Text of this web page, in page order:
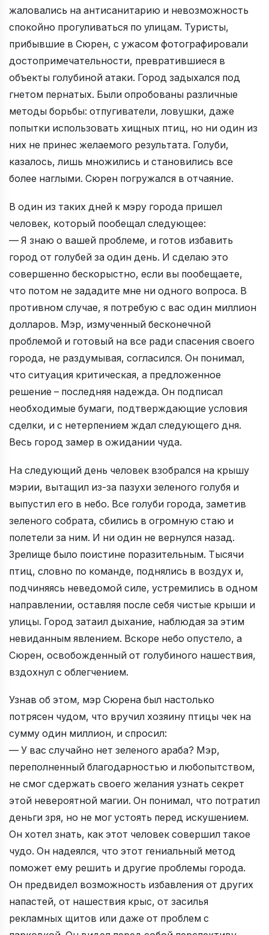
жаловались на антисанитарию и невозможность
спокойно прогуливаться по улицам. Туристы,
прибывшие в Сюрен, с ужасом фотографировали
достопримечательности, превратившиеся в
объекты голубиной атаки. Город задыхался под
гнетом пернатых. Были опробованы различные
методы борьбы: отпугиватели, ловушки, даже
попытки использовать хищных птиц, но ни один из
них не принес желаемого результата. Голуби,
казалось, лишь множились и становились все
более наглыми. Сюрен погружался в отчаяние.
В один из таких дней к мэру города пришел
человек, который пообещал следующее:
— Я знаю о вашей проблеме, и готов избавить
город от голубей за один день. И сделаю это
совершенно бескорыстно, если вы пообещаете,
что потом не зададите мне ни одного вопроса. В
противном случае, я потребую с вас один миллион
долларов. Мэр, измученный бесконечной
проблемой и готовый на все ради спасения своего
города, не раздумывая, согласился. Он понимал,
что ситуация критическая, а предложенное
решение – последняя надежда. Он подписал
необходимые бумаги, подтверждающие условия
сделки, и с нетерпением ждал следующего дня.
Весь город замер в ожидании чуда.
На следующий день человек взобрался на крышу
мэрии, вытащил из-за пазухи зеленого голубя и
выпустил его в небо. Все голуби города, заметив
зеленого собрата, сбились в огромную стаю и
полетели за ним. И ни один не вернулся назад.
Зрелище было поистине поразительным. Тысячи
птиц, словно по команде, поднялись в воздух и,
подчиняясь неведомой силе, устремились в одном
направлении, оставляя после себя чистые крыши и
улицы. Город затаил дыхание, наблюдая за этим
невиданным явлением. Вскоре небо опустело, а
Сюрен, освобожденный от голубиного нашествия,
вздохнул с облегчением.
Узнав об этом, мэр Сюрена был настолько
потрясен чудом, что вручил хозяину птицы чек на
сумму один миллион, и спросил:
— У вас случайно нет зеленого араба? Мэр,
переполненный благодарностью и любопытством,
не смог сдержать своего желания узнать секрет
этой невероятной магии. Он понимал, что потратил
деньги зря, но не мог устоять перед искушением.
Он хотел знать, как этот человек совершил такое
чудо. Он надеялся, что этот гениальный метод
поможет ему решить и другие проблемы города.
Он предвидел возможность избавления от других
напастей, от нашествия крыс, от засилья
рекламных щитов или даже от проблем с